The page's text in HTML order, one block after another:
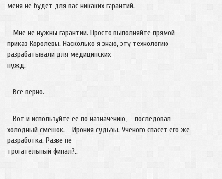
меня не будет для вас никаких гарантий.
- Мне не нужны гарантии. Просто выполняйте прямой
приказ Королевы. Насколько я знаю, эту технологию
разрабатывали для медицинских
нужд.
- Все верно.
- Вот и используйте ее по назначению, – последовал
холодный смешок. - Ирония судьбы. Ученого спасет его же
разработка. Разве не
трогательный финал?..